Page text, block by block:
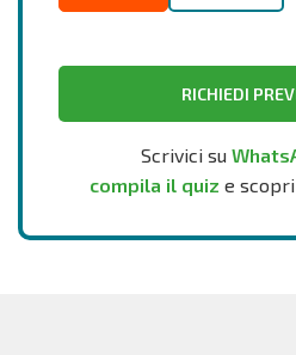
RICHIEDI
Scrivici su
compila il quiz e